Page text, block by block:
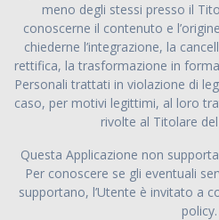
meno degli stessi presso il
conoscerne il contenuto e
chiederne l’integrazione, la
rettifica, la trasformazione in
Personali trattati in violazione di
caso, per motivi legittimi, al loro
rivolte al Titolare
Questa Applicazione non
Per conoscere se gli eventuali
supportano, l’Utente è invitato a
policy.